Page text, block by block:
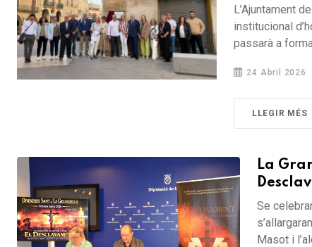
L’Ajuntament
institucional
passarà a
24 Abril 2026
LLEGIR MÉS
La
Se
Masot i